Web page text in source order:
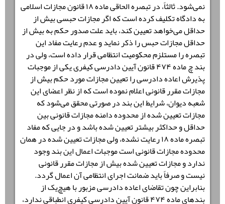
نمی‌شود. ثالثاً، در تبصره الحاقی ماده ۱۸ قانون مجازات اسلامی
به دادگاه تکلیف کرده است که اگر مجازات حبسی بیش از
حداقل می‌خواهد تعیین کند، باید علت صدور حکم به بیش از
حداقل مجازات حبس را ذکر نماید و عدم رعایت مفاد این
تبصره را مستلزم محکومیت انتظامی قرار داده است، ولی در
بند چ ماده ۴۷۴ قانون آیین دادرسی کیفری یکی از موجبات
پذیرش اعاده دادرسی را تعیین مجازات مورد حکم بیش از
مجازات مقرر قانونی اعلام نموده است که از نظر اعضای این
شعبه دیوان، شرایط این بند در صورتی محقق می‌شود که
مجازات تعیین شده از محدوده دامنه مجازات قانونی بین
حداقل و حداکثر بیشتر تعیین شده باشد و در جایی که مفاد
تبصره ماده ۱۸ رعایت نشده، ولی مجازات تعیین شده در همان
محدوده مجازات قانونی است موجبات اعمال این بند وجود
ندارد و مجازات تعیین شده بیش از مجازات مقرر قانونی
نیست و صرفاً باید ضمانت اجرای انتظامی آن اعمال گردد.
بنابراین چون تقاضای اعاده دادرسی مزبور با هیچ‌یک از
بندهای ماده ۴۷۴ قانون آیین دادرسی کیفری انطباقی ندارد،